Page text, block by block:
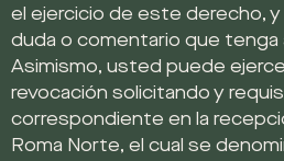
el ejercicio de este derecho,
duda o comentario que tenga
Asimismo, usted puede
revocación solicitando y
correspondiente en la
Roma Norte, el cual se